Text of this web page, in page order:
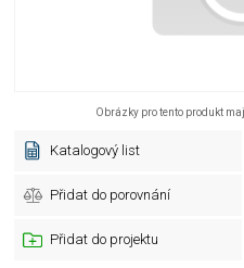
Obrázky pro tento produkt
Katalogový list
Přidat do porovnání
Přidat do projektu